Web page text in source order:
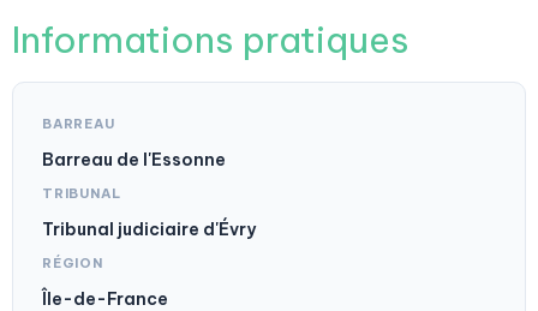
Informations pratiques
BARREAU
Barreau de l'Essonne
TRIBUNAL
Tribunal judiciaire d'Évry
RÉGION
Île-de-France